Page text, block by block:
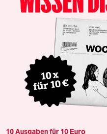
10 Ausgaben für 10 Euro